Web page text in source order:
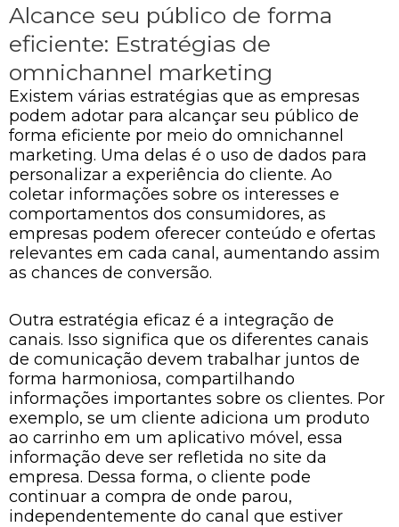
Alcance seu público de forma
eficiente: Estratégias de
omnichannel marketing
Existem várias estratégias que as empresas
podem adotar para alcançar seu público de
forma eficiente por meio do omnichannel
marketing. Uma delas é o uso de dados para
personalizar a experiência do cliente. Ao
coletar informações sobre os interesses e
comportamentos dos consumidores, as
empresas podem oferecer conteúdo e ofertas
relevantes em cada canal, aumentando assim
as chances de conversão.
Outra estratégia eficaz é a integração de
canais. Isso significa que os diferentes canais
de comunicação devem trabalhar juntos de
forma harmoniosa, compartilhando
informações importantes sobre os clientes. Por
exemplo, se um cliente adiciona um produto
ao carrinho em um aplicativo móvel, essa
informação deve ser refletida no site da
empresa. Dessa forma, o cliente pode
continuar a compra de onde parou,
independentemente do canal que estiver